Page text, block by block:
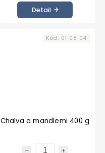
Detail
Chalva a mandlemi 400 g
Kód: 01 08 04